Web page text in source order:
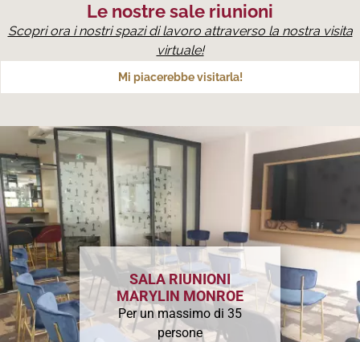
Le nostre sale riunioni
Scopri ora i nostri spazi di lavoro attraverso la nostra visita
virtuale!
Mi piacerebbe visitarla!
SALA RIUNIONI
MARYLIN MONROE
Per un massimo di 35
persone